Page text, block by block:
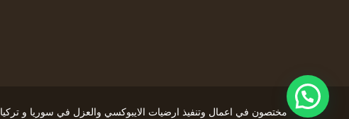
مختصون في اعمال وتنفيذ ارضيات الايبوكسي والعزل في سوريا و تركيا